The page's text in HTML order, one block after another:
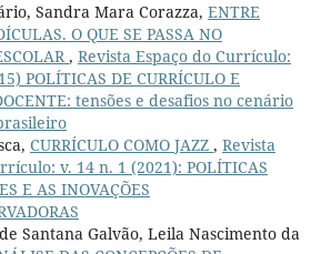
Sandra Mara Corazza, ENTRE
O QUE SE PASSA NO
, Revista Espaço do Currículo:
POLÍTICAS DE CURRÍCULO E
tensões e desafios no cenário
CURRÍCULO COMO JAZZ , Revista
v. 14 n. 1 (2021): POLÍTICAS
E AS INOVAÇÕES
Santana Galvão, Leila Nascimento da